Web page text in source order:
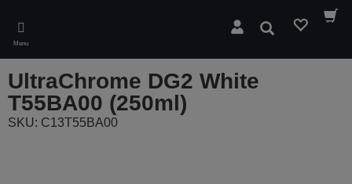
main
content
Menu
Pesquisar
UltraChrome DG2 White
T55BA00 (250ml)
SKU: C13T55BA00